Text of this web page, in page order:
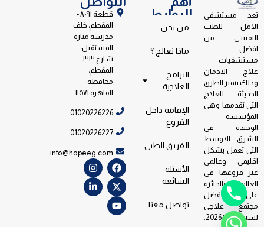
تعد مستشفى
الامل للطب
النفسى من
افضل
مستشفيات
علاج الادمان
وذلك بتميز الطرق
الحديثة للعلاج
التى تقدمها وهى
المؤسسة
الوحيدة فى
الشرق الاوسط
التى تعمل بشكل
اقليمى وعالمى
عبر فروعها فى
العالم والحائزة
على جائزة افضل
مجتمع علاجى
لسنة 2026/2023.
الروابط
من نحن
ماذا نعالج ؟
البرامج
العلاجية
الإقامة داخل
الفروع
الفريق الطبي
الأسئلة
الشائعة
تواصل معنا
قطعة ٨٠٩١ -
المقطم، خلف
مدرسة منارة
المستقبل،
شارع ٣٣،
المقطم،
محافظة
القاهرة ١١٥٧١
01020226226
01020226227
info@hopeeg.com